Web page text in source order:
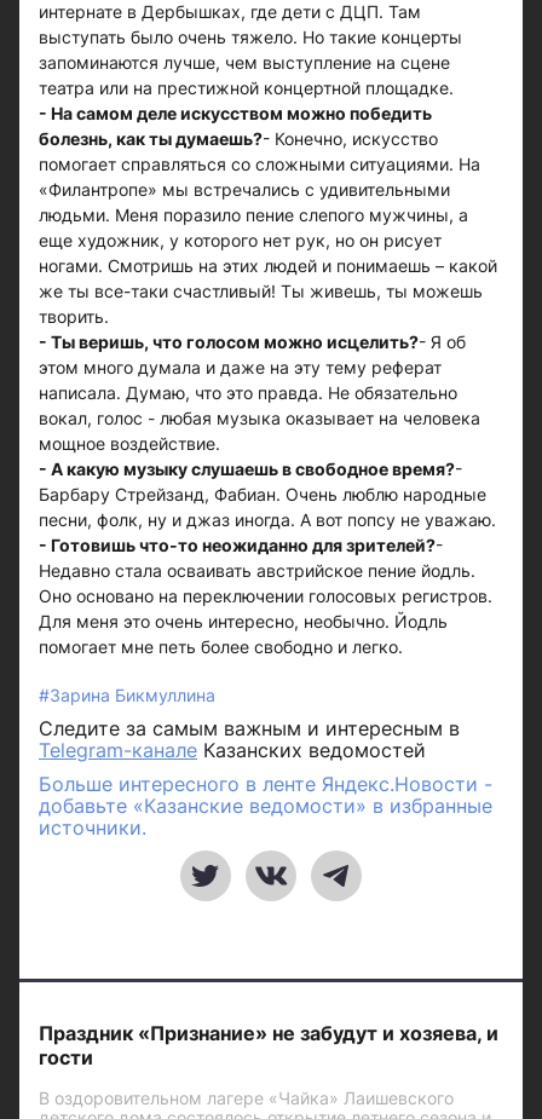
интернате в Дербышках, где дети с ДЦП. Там
выступать было очень тяжело. Но такие концерты
запоминаются лучше, чем выступление на сцене
театра или на престижной концертной площадке.
- На самом деле искусством можно победить
болезнь, как ты думаешь?- Конечно, искусство
помогает справляться со сложными ситуациями. На
«Филантропе» мы встречались с удивительными
людьми. Меня поразило пение слепого мужчины, а
еще художник, у которого нет рук, но он рисует
ногами. Смотришь на этих людей и понимаешь – какой
же ты все-таки счастливый! Ты живешь, ты можешь
творить.
- Ты веришь, что голосом можно исцелить?- Я об
этом много думала и даже на эту тему реферат
написала. Думаю, что это правда. Не обязательно
вокал, голос - любая музыка оказывает на человека
мощное воздействие.
- А какую музыку слушаешь в свободное время?-
Барбару Стрейзанд, Фабиан. Очень люблю народные
песни, фолк, ну и джаз иногда. А вот попсу не уважаю.
- Готовишь что-то неожиданно для зрителей?-
Недавно стала осваивать австрийское пение йодль.
Оно основано на переключении голосовых регистров.
Для меня это очень интересно, необычно. Йодль
помогает мне петь более свободно и легко.
#Зарина Бикмуллина
Следите за самым важным и интересным в
Telegram-канале Казанских ведомостей
Больше интересного в ленте Яндекс.Новости -
добавьте «Казанские ведомости» в избранные
источники.
Праздник «Признание» не забудут и хозяева, и
гости
В оздоровительном лагере «Чайка» Лаишевского